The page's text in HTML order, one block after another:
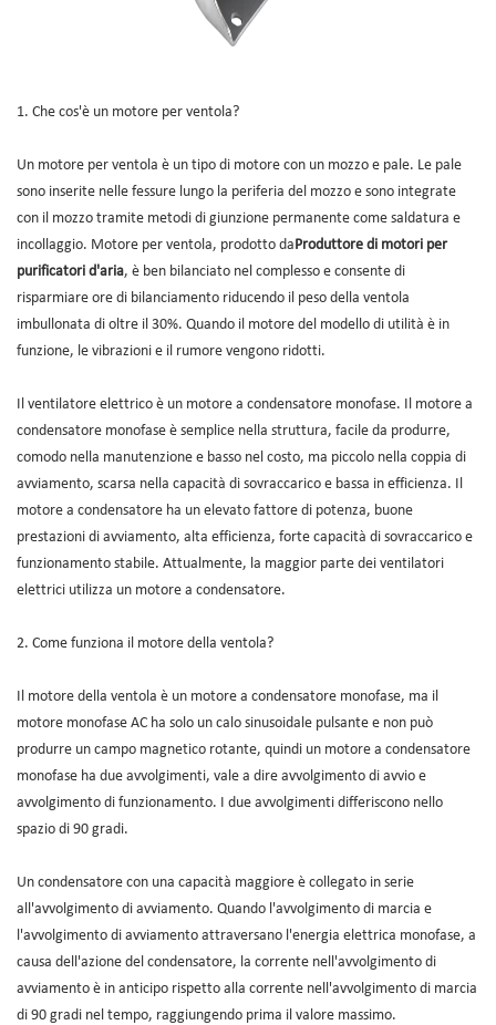
1. Che cos'è un motore per ventola?
Un motore per ventola è un tipo di motore con un mozzo e pale. Le pale
sono inserite nelle fessure lungo la periferia del mozzo e sono integrate
con il mozzo tramite metodi di giunzione permanente come saldatura e
incollaggio. Motore per ventola, prodotto daProduttore di motori per
purificatori d'aria, è ben bilanciato nel complesso e consente di
risparmiare ore di bilanciamento riducendo il peso della ventola
imbullonata di oltre il 30%. Quando il motore del modello di utilità è in
funzione, le vibrazioni e il rumore vengono ridotti.
Il ventilatore elettrico è un motore a condensatore monofase. Il motore a
condensatore monofase è semplice nella struttura, facile da produrre,
comodo nella manutenzione e basso nel costo, ma piccolo nella coppia di
avviamento, scarsa nella capacità di sovraccarico e bassa in efficienza. Il
motore a condensatore ha un elevato fattore di potenza, buone
prestazioni di avviamento, alta efficienza, forte capacità di sovraccarico e
funzionamento stabile. Attualmente, la maggior parte dei ventilatori
elettrici utilizza un motore a condensatore.
2. Come funziona il motore della ventola?
Il motore della ventola è un motore a condensatore monofase, ma il
motore monofase AC ha solo un calo sinusoidale pulsante e non può
produrre un campo magnetico rotante, quindi un motore a condensatore
monofase ha due avvolgimenti, vale a dire avvolgimento di avvio e
avvolgimento di funzionamento. I due avvolgimenti differiscono nello
spazio di 90 gradi.
Un condensatore con una capacità maggiore è collegato in serie
all'avvolgimento di avviamento. Quando l'avvolgimento di marcia e
l'avvolgimento di avviamento attraversano l'energia elettrica monofase, a
causa dell'azione del condensatore, la corrente nell'avvolgimento di
avviamento è in anticipo rispetto alla corrente nell'avvolgimento di marcia
di 90 gradi nel tempo, raggiungendo prima il valore massimo.